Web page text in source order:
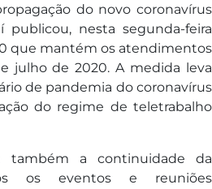
do novo coronavírus
publicou, nesta segunda-feira
que mantém os atendimentos
julho de 2020. A medida leva
de pandemia do coronavírus
do regime de teletrabalho
também a continuidade da
os eventos e reuniões